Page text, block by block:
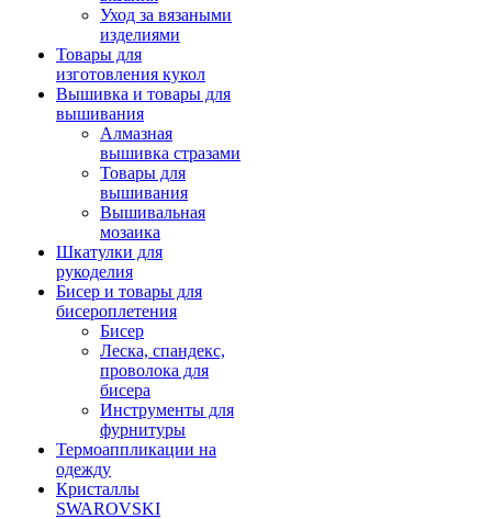
Уход за вязаными
изделиями
Товары для
изготовления кукол
Вышивка и товары для
вышивания
Алмазная
вышивка стразами
Товары для
вышивания
Вышивальная
мозаика
Шкатулки для
рукоделия
Бисер и товары для
бисероплетения
Бисер
Леска, спандекс,
проволока для
бисера
Инструменты для
фурнитуры
Термоаппликации на
одежду
Кристаллы
SWAROVSKI